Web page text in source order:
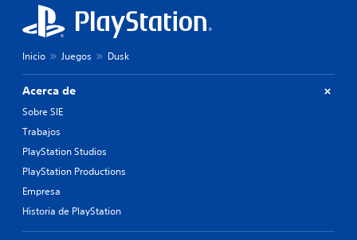
Inicio Juegos Dusk
Acerca de
Sobre SIE
Trabajos
PlayStation Studios
PlayStation Productions
Empresa
Historia de PlayStation